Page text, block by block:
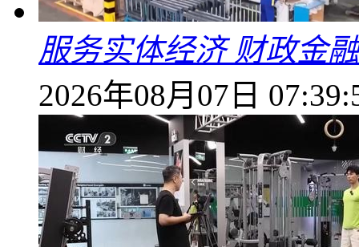
服务实体经济 财政金
2026年08月07日